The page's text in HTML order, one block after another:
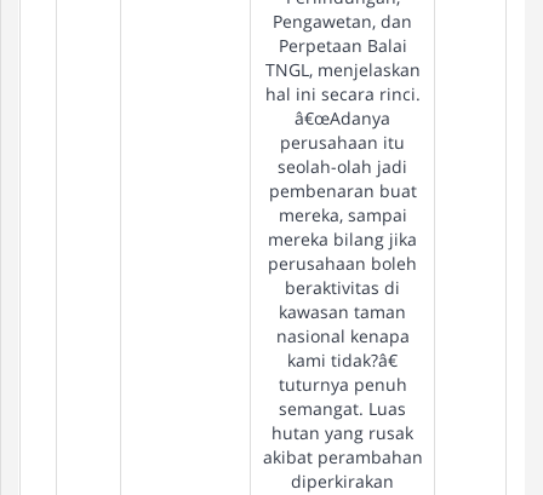
Pengawetan, dan
Perpetaan Balai
TNGL, menjelaskan
hal ini secara rinci.
â€œAdanya
perusahaan itu
seolah-olah jadi
pembenaran buat
mereka, sampai
mereka bilang jika
perusahaan boleh
beraktivitas di
kawasan taman
nasional kenapa
kami tidak?â€
tuturnya penuh
semangat. Luas
hutan yang rusak
akibat perambahan
diperkirakan